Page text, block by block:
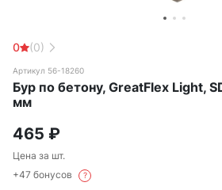
0 (0)
Артикул 56-18260
Бур по бетону, GreatFlex Light,
мм
465 ₽
Цена за шт.
+47 бонусов
?